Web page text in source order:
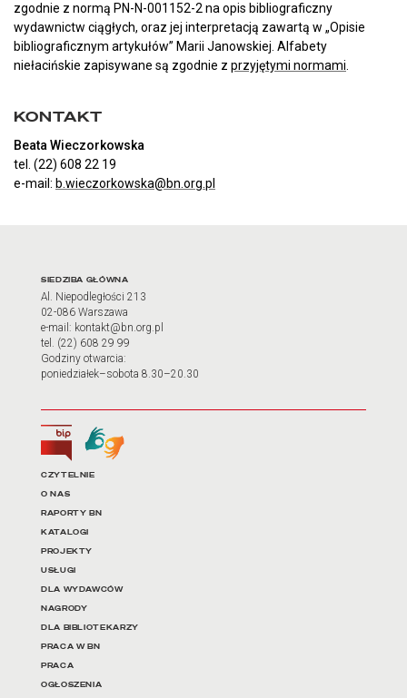
zgodnie z normą PN-N-001152-2 na opis bibliograficzny
wydawnictw ciągłych, oraz jej interpretacją zawartą w „Opisie
bibliograficznym artykułów” Marii Janowskiej. Alfabety
niełacińskie zapisywane są zgodnie z przyjętymi normami
KONTAKT
Beata Wieczorkowska
tel. (22) 608 22 19
e-mail: b.wieczorkowska@bn.org.pl
Adres oraz godziny
SIEDZIBA GŁÓWNA
Al. Niepodległości 213
02-086 Warszawa
e-mail: kontakt@bn.org.pl
tel. (22) 608 29 99
Godziny otwarcia:
poniedziałek–sobota 8.30–20.30
Biuletyn Informacji Publicznej
Tłumacz języka migowego
Linki do najważniejszych
CZYTELNIE
O NAS
RAPORTY BN
KATALOGI
PROJEKTY
USŁUGI
DLA WYDAWCÓW
NAGRODY
DLA BIBLIOTEKARZY
PRACA W BN
PRACA
OGŁOSZENIA